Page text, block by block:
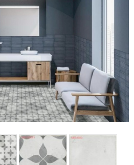
LINE官方帳號@a0975005573